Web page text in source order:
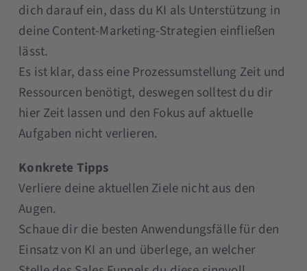
dich darauf ein, dass du KI als Unterstützung in
deine Content-Marketing-Strategien einfließen
lässt.
Es ist klar, dass eine Prozessumstellung Zeit und
Ressourcen benötigt, deswegen solltest du dir
hier Zeit lassen und den Fokus auf aktuelle
Aufgaben nicht verlieren.
Konkrete Tipps
Verliere deine aktuellen Ziele nicht aus den
Augen.
Schaue dir die besten Anwendungsfälle für den
Einsatz von KI an und überlege, an welcher